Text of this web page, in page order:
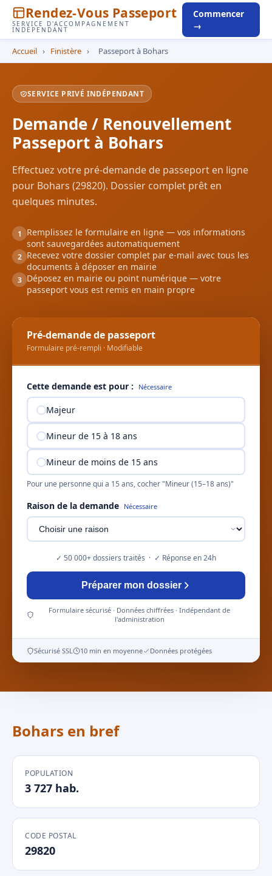
Rendez-Vous Passeport
SERVICE D'ACCOMPAGNEMENT
INDÉPENDANT
Commencer
→
Accueil › Finistère › Passeport à Bohars
SERVICE PRIVÉ INDÉPENDANT
Demande / Renouvellement
Passeport à Bohars
Effectuez votre pré-demande de passeport en ligne
pour Bohars (29820). Dossier complet prêt en
quelques minutes.
1
Remplissez le formulaire en ligne — vos informations
sont sauvegardées automatiquement
2 Recevez votre dossier complet par e-mail avec tous les
documents à déposer en mairie
3 Déposez en mairie ou point numérique — votre
passeport vous est remis en main propre
Pré-demande de passeport
Formulaire pré-rempli · Modifiable
Cette demande est pour : Nécessaire
Majeur
Mineur de 15 à 18 ans
Mineur de moins de 15 ans
Pour une personne qui a 15 ans, cocher "Mineur (15–18 ans)"
Raison de la demande Nécessaire
✓ 50 000+ dossiers traités · ✓ Réponse en 24h
Préparer mon dossier
Formulaire sécurisé · Données chiffrées · Indépendant de
l'administration
Sécurisé SSL 10 min en moyenne Données protégées
Bohars en bref
POPULATION
3 727 hab.
CODE POSTAL
29820